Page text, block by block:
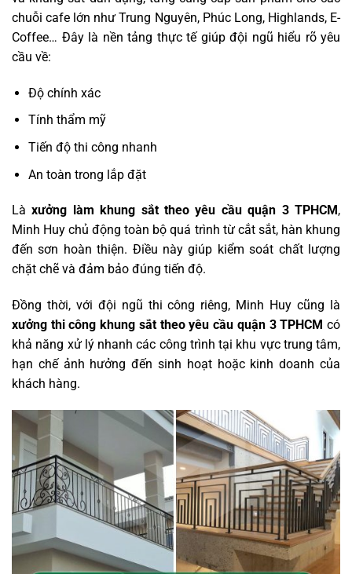
chuỗi cafe lớn như Trung Nguyên, Phúc Long, Highlands, E-
Coffee… Đây là nền tảng thực tế giúp đội ngũ hiểu rõ yêu
cầu về:
Độ chính xác
Tính thẩm mỹ
Tiến độ thi công nhanh
An toàn trong lắp đặt
Làxưởng làm khung sắt theo yêu cầu quận 3 TPHCM ,
Minh Huy chủ động toàn bộ quá trình từ cắt sắt, hàn khung
đến sơn hoàn thiện. Điều này giúp kiểm soát chất lượng
chặt chẽ và đảm bảo đúng tiến độ.
Đồng thời, với đội ngũ thi công riêng, Minh Huy cũng là
xưởng thi công khung sắt theo yêu cầu quận 3 TPHCM có
khả năng xử lý nhanh các công trình tại khu vực trung tâm,
hạn chế ảnh hưởng đến sinh hoạt hoặc kinh doanh của
khách hàng.